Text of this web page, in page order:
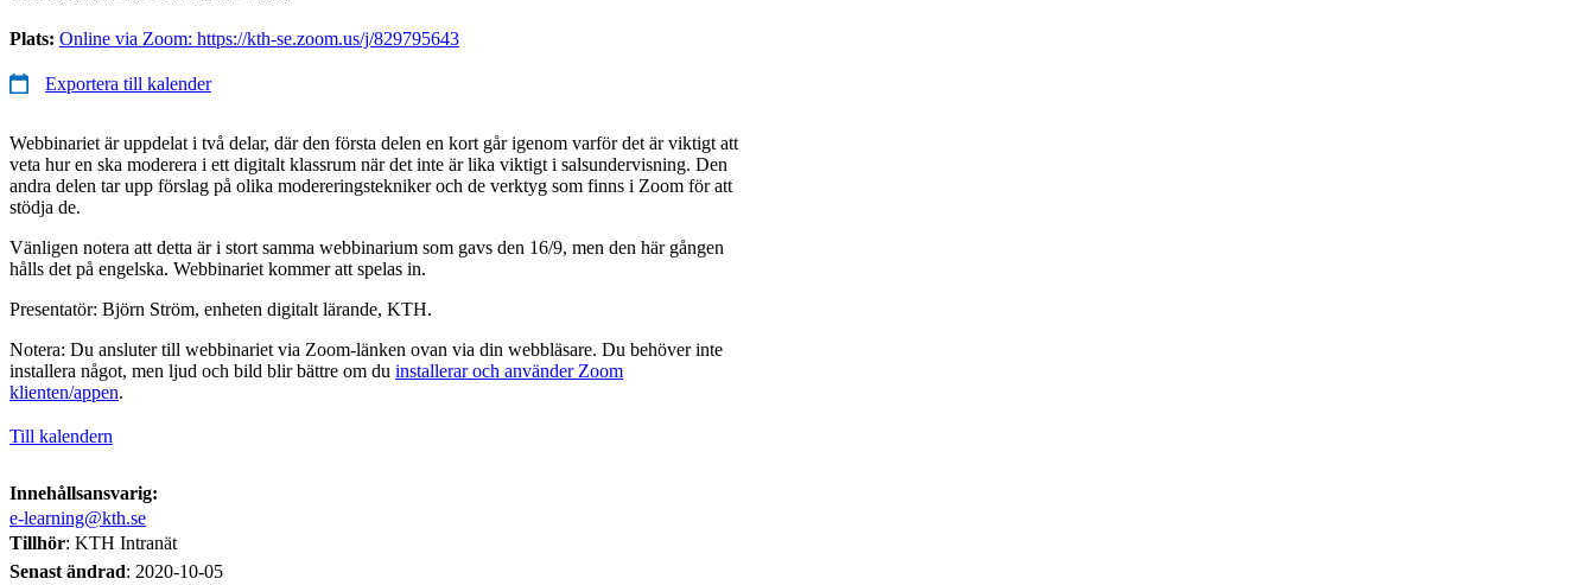
Plats: Online via Zoom: https://kth-se.zoom.us/j/829795643
Exportera till kalender
Webbinariet är uppdelat i två delar, där den första delen en kort går igenom varför det är viktigt att
veta hur en ska moderera i ett digitalt klassrum när det inte är lika viktigt i salsundervisning. Den
andra delen tar upp förslag på olika modereringstekniker och de verktyg som finns i Zoom för att
stödja de.
Vänligen notera att detta är i stort samma webbinarium som gavs den 16/9, men den här gången
hålls det på engelska. Webbinariet kommer att spelas in.
Presentatör: Björn Ström, enheten digitalt lärande, KTH.
Notera: Du ansluter till webbinariet via Zoom-länken ovan via din webbläsare. Du behöver inte
installera något, men ljud och bild blir bättre om du installerar och använder Zoom
klienten/appen.
Till kalendern
Innehållsansvarig:
e-learning@kth.se
Tillhör: KTH Intranät
Senast ändrad: 2020-10-05